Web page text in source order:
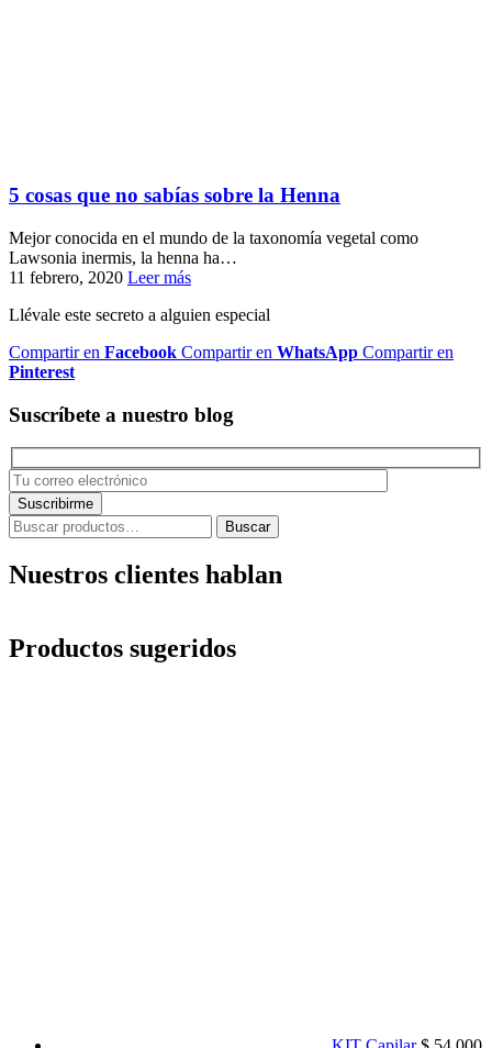
5 cosas que no sabías sobre la Henna
Mejor conocida en el mundo de la taxonomía vegetal como
Lawsonia inermis, la henna ha…
11 febrero, 2020 Leer más
Llévale este secreto a alguien especial
Compartir en Facebook Compartir en WhatsApp Compartir en
Pinterest
Suscríbete a nuestro blog
Buscar
por:
Buscar
Nuestros clientes hablan
Productos sugeridos